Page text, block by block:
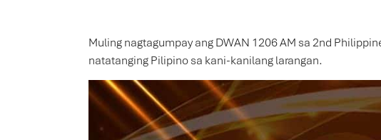
Muling nagtagumpay ang DWAN 1206 AM sa 2nd
natatanging Pilipino sa kani-kanilang larangan.